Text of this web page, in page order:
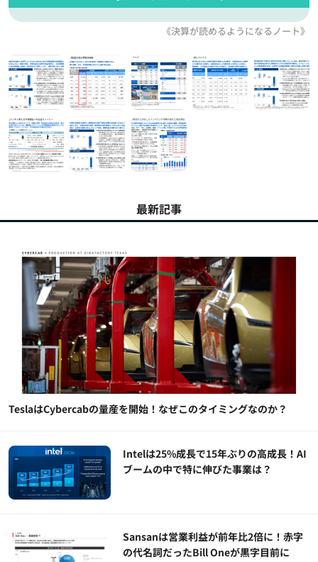
《決算が読めるようになるノート》
最新記事
TeslaはCybercabの量産を開始！なぜこのタイミングなのか？
Intelは25%成長で15年ぶりの高成長！AI
ブームの中で特に伸びた事業は？
Sansanは営業利益が前年比2倍に！赤字
の代名詞だったBill Oneが黒字目前に